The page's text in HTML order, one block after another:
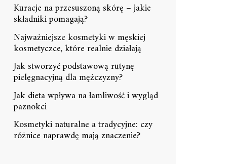
Kuracje na przesuszoną skórę – jakie
składniki pomagają?
Najważniejsze kosmetyki w męskiej
kosmetyczce, które realnie działają
Jak stworzyć podstawową rutynę
pielęgnacyjną dla mężczyzny?
Jak dieta wpływa na łamliwość i wygląd
paznokci
Kosmetyki naturalne a tradycyjne: czy
różnice naprawdę mają znaczenie?